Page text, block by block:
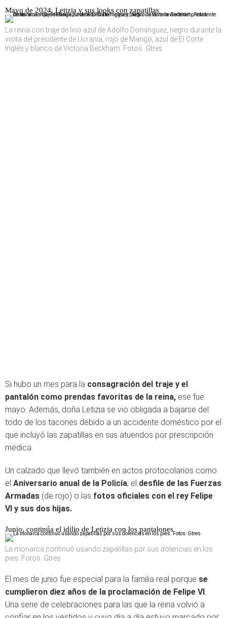
Mayo de 2024, Letizia y sus looks con zapatillas
La reina con traje de lino azul de Adolfo Domínguez, negro durante la
visita del presidente de Ucrania, rojo de Mango, azul de El Corte
Inglés y blanco de Victoria Beckham. Fotos: Gtres
Si hubo un mes para la consagración del traje y el
pantalón como prendas favoritas de la reina, ese fue
mayo. Además, doña Letizia se vio obligada a bajarse del
todo de los tacones debido a un accidente doméstico por el
que incluyó las zapatillas en sus atuendos por prescripción
médica.
Un calzado que llevó también en actos protocolarios como
el Aniversario anual de la Policía, el desfile de las Fuerzas
Armadas (de rojo) o las fotos oficiales con el rey Felipe
VI y sus dos hijas.
Junio, continúa el idilio de Letizia con los pantalones
La monarca continuó usando zapatillas por sus dolencias en los
pies. Fotos: Gtres
El mes de junio fue especial para la familia real porque se
cumplieron diez años de la proclamación de Felipe VI.
Una serie de celebraciones para las que la reina volvió a